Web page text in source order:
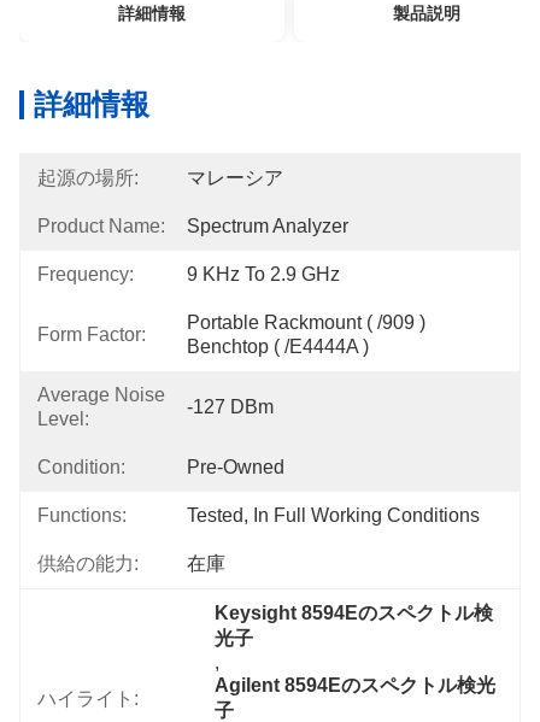
詳細情報 製品説明
詳細情報
起源の場所: マレーシア
Product Name: Spectrum Analyzer
Frequency: 9 KHz To 2.9 GHz
Form Factor:
Portable Rackmount ( /909 )
Benchtop ( /E4444A )
Average Noise
Level:
-127 DBm
Condition: Pre-Owned
Functions: Tested, In Full Working Conditions
供給の能力: 在庫
ハイライト:
Keysight 8594Eのスペクトル検
光子
,
Agilent 8594Eのスペクトル検光
子